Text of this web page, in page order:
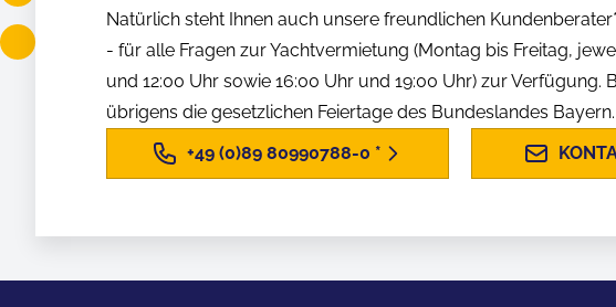
Natürlich steht Ihnen auch unsere freundlichen
- für alle Fragen zur Yachtvermietung (Montag bis Freitag,
und 12:00 Uhr sowie 16:00 Uhr und 19:00 Uhr) zur Verfügung.
übrigens die gesetzlichen Feiertage des Bundeslandes Bayern.
+49 (0)89 80990788-0 *